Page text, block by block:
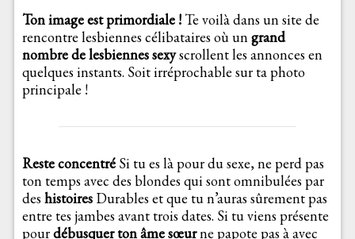
Ton image est primordiale !Te voilà dans un site de
rencontre lesbiennes célibataires où ungrand
nombre de lesbiennes sexyscrollent les annonces en
quelques instants. Soit irréprochable sur ta photo
principale !
Reste concentréSi tu es là pour du sexe, ne perd pas
ton temps avec des blondes qui sont omnibulées par
des histoiresDurables et que tu n’auras sûrement pas
entre tes jambes avant trois dates. Si tu viens présente
pourdébusquer ton âme sœurne papote pas à avec